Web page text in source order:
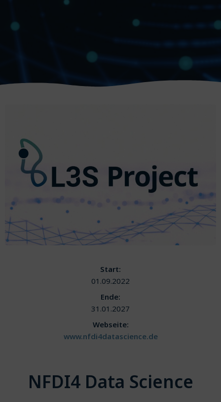
Start:
01.09.2022
Ende:
31.01.2027
Webseite:
www.nfdi4datascience.de
NFDI4 Data Science